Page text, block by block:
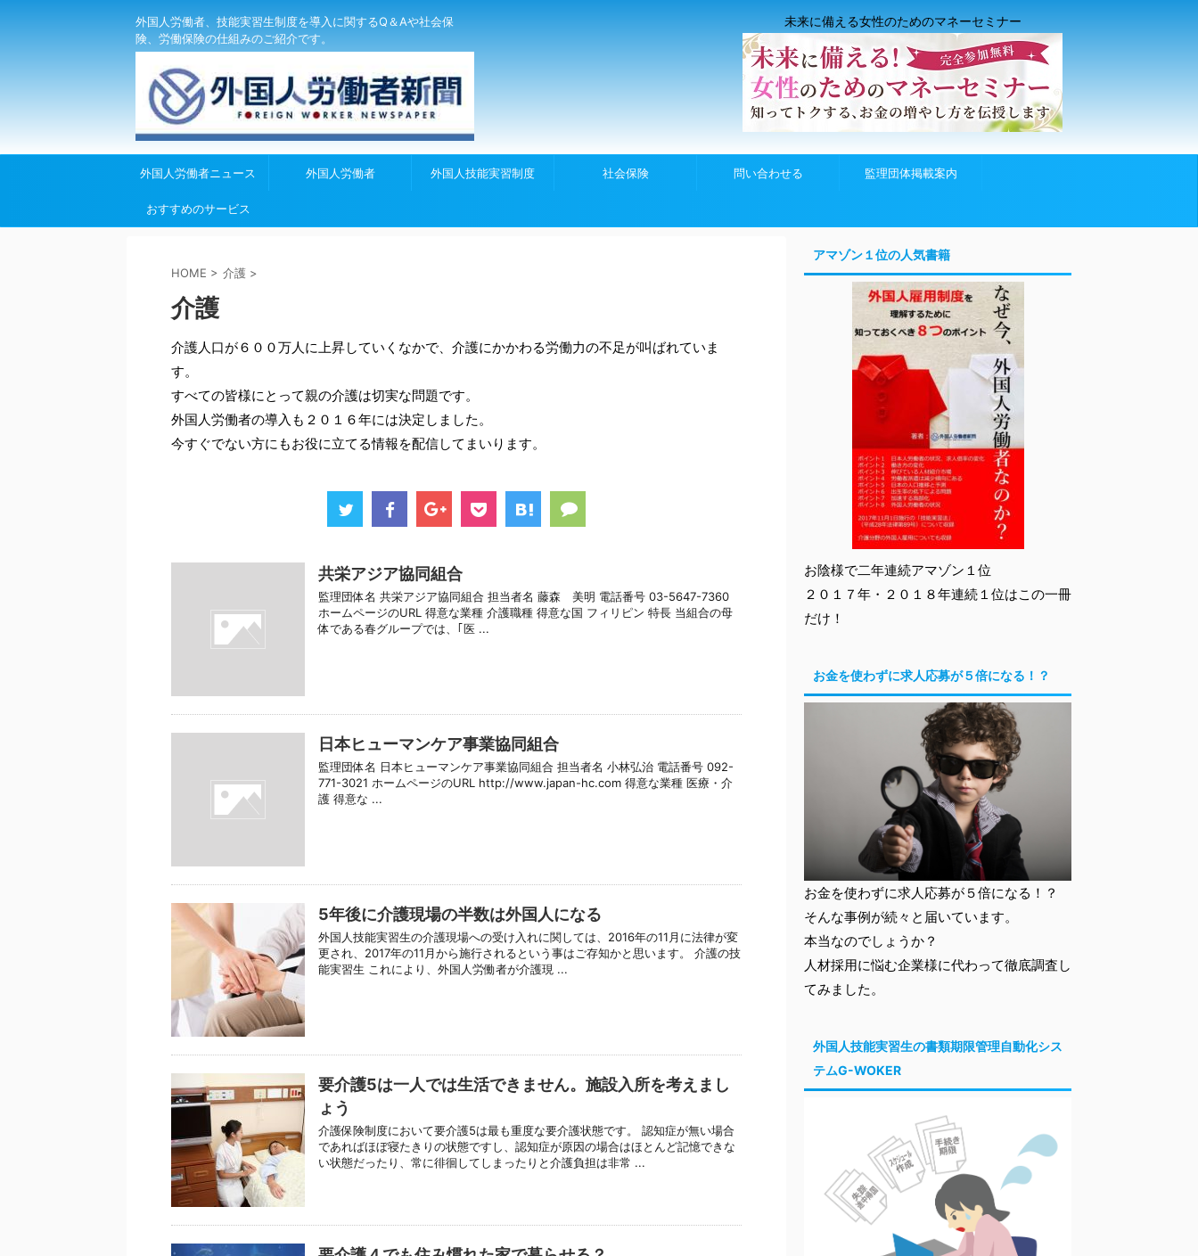
外国人労働者、技能実習生制度を導入に関するQ＆Aや社会保
険、労働保険の仕組みのご紹介です。
未来に備える女性のためのマネーセミナー
外国人労働者ニュース 外国人労働者 外国人技能実習制度 社会保険 問い合わせる 監理団体掲載案内
おすすめのサービス
HOME > 介護 >
介護
介護人口が６００万人に上昇していくなかで、介護にかかわる労働力の不足が叫ばれていま
す。
すべての皆様にとって親の介護は切実な問題です。
外国人労働者の導入も２０１６年には決定しました。
今すぐでない方にもお役に立てる情報を配信してまいります。
共栄アジア協同組合
監理団体名 共栄アジア協同組合 担当者名 藤森 美明 電話番号 03-5647-7360
ホームページのURL 得意な業種 介護職種 得意な国 フィリピン 特長 当組合の母
体である春グループでは、｢医 ...
日本ヒューマンケア事業協同組合
監理団体名 日本ヒューマンケア事業協同組合 担当者名 小林弘治 電話番号 092-
771-3021 ホームページのURL http://www.japan-hc.com 得意な業種 医療・介
護 得意な ...
5年後に介護現場の半数は外国人になる
外国人技能実習生の介護現場への受け入れに関しては、2016年の11月に法律が変
更され、2017年の11月から施行されるという事はご存知かと思います。 介護の技
能実習生 これにより、外国人労働者が介護現 ...
要介護5は一人では生活できません。施設入所を考えまし
ょう
介護保険制度において要介護5は最も重度な要介護状態です。 認知症が無い場合
であればほぼ寝たきりの状態ですし、認知症が原因の場合はほとんど記憶できな
い状態だったり、常に徘徊してしまったりと介護負担は非常 ...
アマゾン１位の人気書籍
お陰様で二年連続アマゾン１位
２０１７年・２０１８年連続１位はこの一冊
だけ！
お金を使わずに求人応募が５倍になる！？
お金を使わずに求人応募が５倍になる！？
そんな事例が続々と届いています。
本当なのでしょうか？
人材採用に悩む企業様に代わって徹底調査し
てみました。
外国人技能実習生の書類期限管理自動化シス
テムG-WOKER